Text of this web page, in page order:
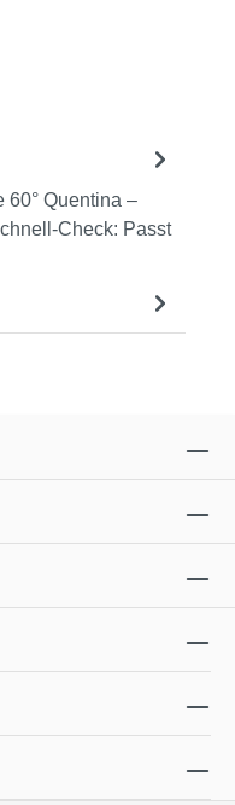
60° Quentina –
Check: Passt